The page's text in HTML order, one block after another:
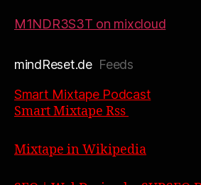
M1NDR3S3T on mixcloud
mindReset.deFeeds
Smart Mixtape Podcast
Smart Mixtape Rss
Mixtape in Wikipedia